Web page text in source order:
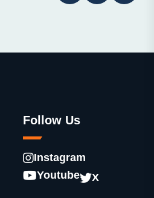
Follow Us
Instagram
Youtube
X